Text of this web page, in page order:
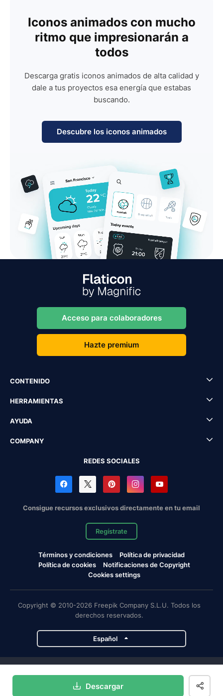
Descargar
Iconos animados con mucho
ritmo que impresionarán a
todos
Descarga gratis iconos animados de alta calidad y
dale a tus proyectos esa energía que estabas
buscando.
Descubre los iconos animados
Acceso para colaboradores
Hazte premium
CONTENIDO
HERRAMIENTAS
AYUDA
COMPANY
REDES SOCIALES
Consigue recursos exclusivos directamente en tu email
Regístrate
Términos y condiciones
Política de privacidad
Política de cookies
Notificaciones de Copyright
Cookies settings
Copyright © 2010-2026 Freepik Company S.L.U. Todos los
derechos reservados.
Español
Magnific Flaticon